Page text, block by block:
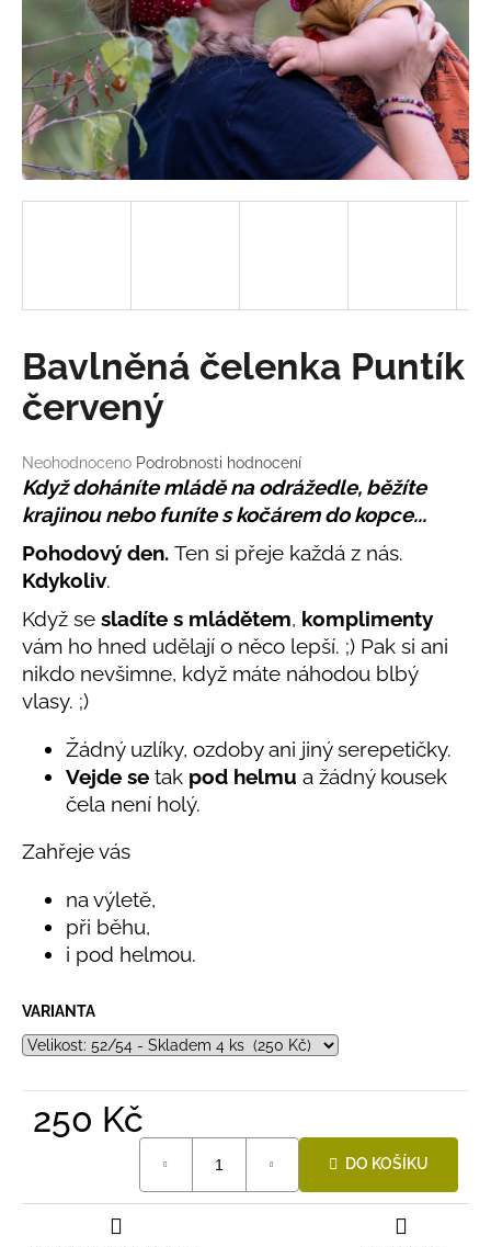
Průměrné
hodnocení
produktu
je
0,0
z
5
hvězdiček.
Neohodnoceno Podrobnosti hodnocení
Bavlněná čelenka Puntík
červený
Když doháníte mládě na odrážedle, běžíte
krajinou nebo funíte s kočárem do kopce...
Pohodový den. Ten si přeje každá z nás.
Kdykoliv.
Když se sladíte s mládětem, komplimenty
vám ho hned udělají o něco lepší. ;) Pak si ani
nikdo nevšimne, když máte náhodou blbý
vlasy. ;)
Žádný uzlíky, ozdoby ani jiný serepetičky.
Vejde se tak pod helmu a žádný kousek
čela není holý.
Zahřeje vás
na výletě,
při běhu,
i pod helmou.
VARIANTA
250 Kč
DO KOŠÍKU
j
í
t
?
D
o
p
o
u
č
u
j
e
m
e
LETNÍ
KLOBOUČEK
OUŠKY
UV
Kč